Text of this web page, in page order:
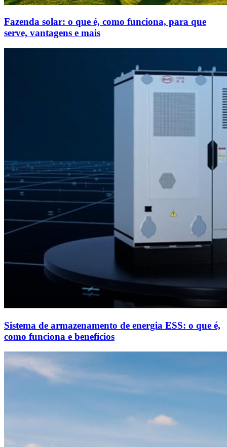
Fazenda solar: o que é, como funciona, para que
serve, vantagens e mais
Sistema de armazenamento de energia ESS: o que é,
como funciona e benefícios